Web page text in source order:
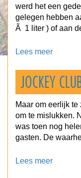
werd het een
gelegen hebben
Ã 1 liter ) of aan
Lees meer
JOCKEY
Maar om eerlijk
om te mislukken.
was toen nog
gasten. De
Lees meer